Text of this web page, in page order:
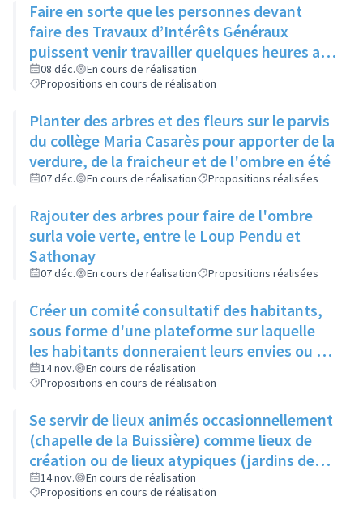
Faire en sorte que les personnes devant
faire des Travaux d’Intérêts Généraux
puissent venir travailler quelques heures aux
restos du cœur dans le cadre de leur
sanction
08 déc.
En cours de réalisation
Propositions en cours de réalisation
Planter des arbres et des fleurs sur le parvis
du collège Maria Casarès pour apporter de la
verdure, de la fraicheur et de l'ombre en été
07 déc. En cours de réalisation Propositions réalisées
Rajouter des arbres pour faire de l'ombre
surla voie verte, entre le Loup Pendu et
Sathonay
07 déc. En cours de réalisation Propositions réalisées
Créer un comité consultatif des habitants,
sous forme d'une plateforme sur laquelle
les habitants donneraient leurs envies ou se
manifesteraient sur leur volonté de
participer à tel ou tel évènement, et où les
acteurs culturels présenteraient ce qu'ils
produisent
14 nov.
En cours de réalisation
Propositions en cours de réalisation
Se servir de lieux animés occasionnellement
(chapelle de la Buissière) comme lieux de
création ou de lieux atypiques (jardins des
Semailles) comme lieux d'exposition pour
photos ou oeuvres
14 nov.
En cours de réalisation
Propositions en cours de réalisation